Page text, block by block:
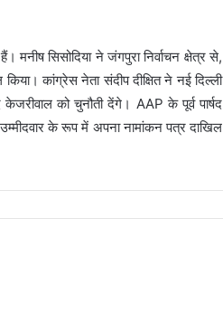
सिसोदिया ने जंगपुरा निर्वाचन क्षेत्र से,
कांग्रेस नेता संदीप दीक्षित ने नई दिल्ली
को चुनौती देंगे। AAP के पूर्व पार्षद
के रूप में अपना नामांकन पत्र दाखिल